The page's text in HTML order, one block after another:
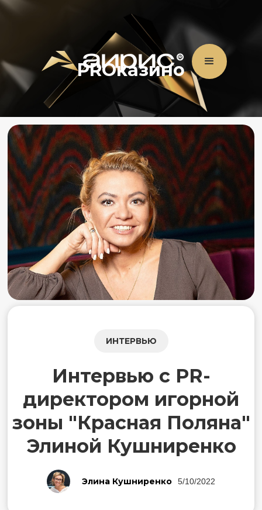
PROказино
ИНТЕРВЬЮ
Интервью с PR-
директором игорной
зоны "Красная Поляна"
Элиной Кушниренко
Элина Кушниренко 5/10/2022